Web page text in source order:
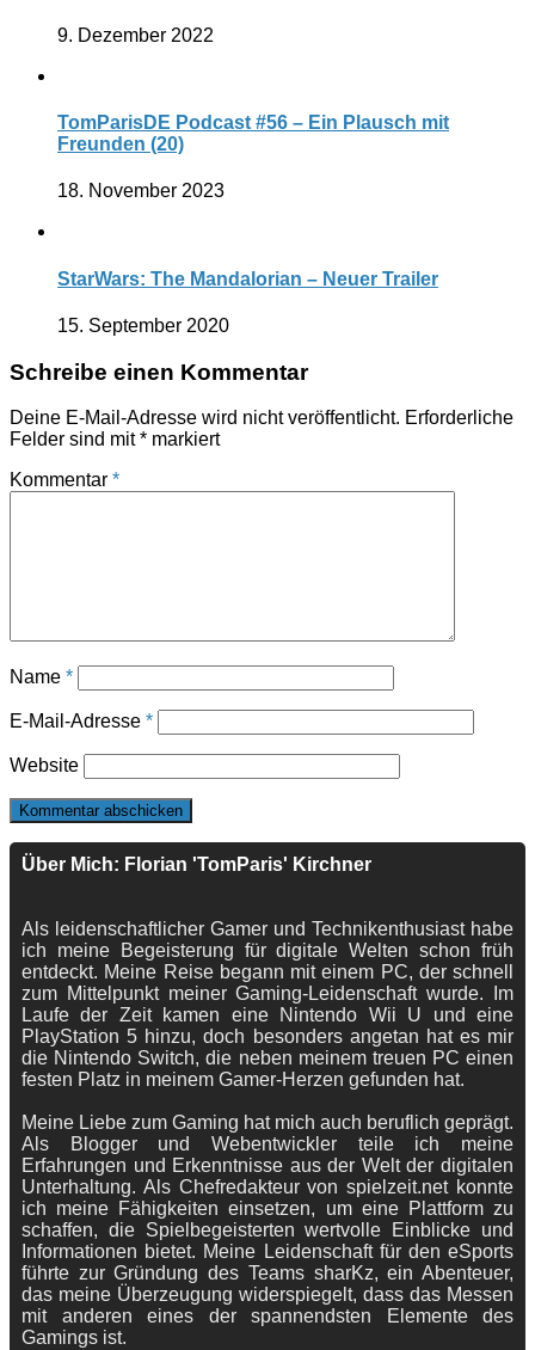
9. Dezember 2022
TomParisDE Podcast #56 – Ein Plausch mit
Freunden (20)
18. November 2023
StarWars: The Mandalorian – Neuer Trailer
15. September 2020
Schreibe einen Kommentar
Deine E-Mail-Adresse wird nicht veröffentlicht. Erforderliche
Felder sind mit* markiert
Kommentar *
Name *
E-Mail-Adresse *
Website
Über Mich: Florian 'TomParis' Kirchner
Als leidenschaftlicher Gamer und Technikenthusiast habe
ich meine Begeisterung für digitale Welten schon früh
entdeckt. Meine Reise begann mit einem PC, der schnell
zum Mittelpunkt meiner Gaming-Leidenschaft wurde. Im
Laufe der Zeit kamen eine Nintendo Wii U und eine
PlayStation 5 hinzu, doch besonders angetan hat es mir
die Nintendo Switch, die neben meinem treuen PC einen
festen Platz in meinem Gamer-Herzen gefunden hat.
Meine Liebe zum Gaming hat mich auch beruflich geprägt.
Als Blogger und Webentwickler teile ich meine
Erfahrungen und Erkenntnisse aus der Welt der digitalen
Unterhaltung. Als Chefredakteur von spielzeit.net konnte
ich meine Fähigkeiten einsetzen, um eine Plattform zu
schaffen, die Spielbegeisterten wertvolle Einblicke und
Informationen bietet. Meine Leidenschaft für den eSports
führte zur Gründung des Teams sharKz, ein Abenteuer,
das meine Überzeugung widerspiegelt, dass das Messen
mit anderen eines der spannendsten Elemente des
Gamings ist.